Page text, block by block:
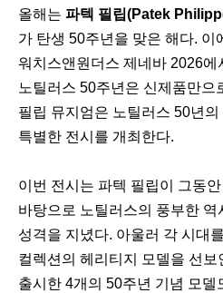
올해는 파텍 필립(Patek
가 탄생 50주년을 맞은 해다. 이
워치스앤원더스 제네바 2026에
노틸러스 50주년은 신제품만으
필립 뮤지엄은 노틸러스 50년
특별한 전시를 개최한다.
이번 전시는 파텍 필립이 그동
바탕으로 노틸러스의 풍부한 역
성격을 지녔다. 아울러 각 시대
컬렉션의 헤리티지 모델을 선보
출시한 4개의 50주년 기념 모델